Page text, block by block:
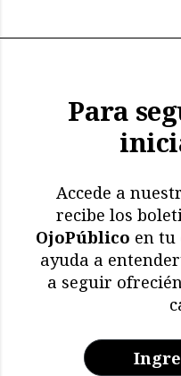
Para
Accede a
recibe los
OjoPúblico en tu
ayuda a
a seguir